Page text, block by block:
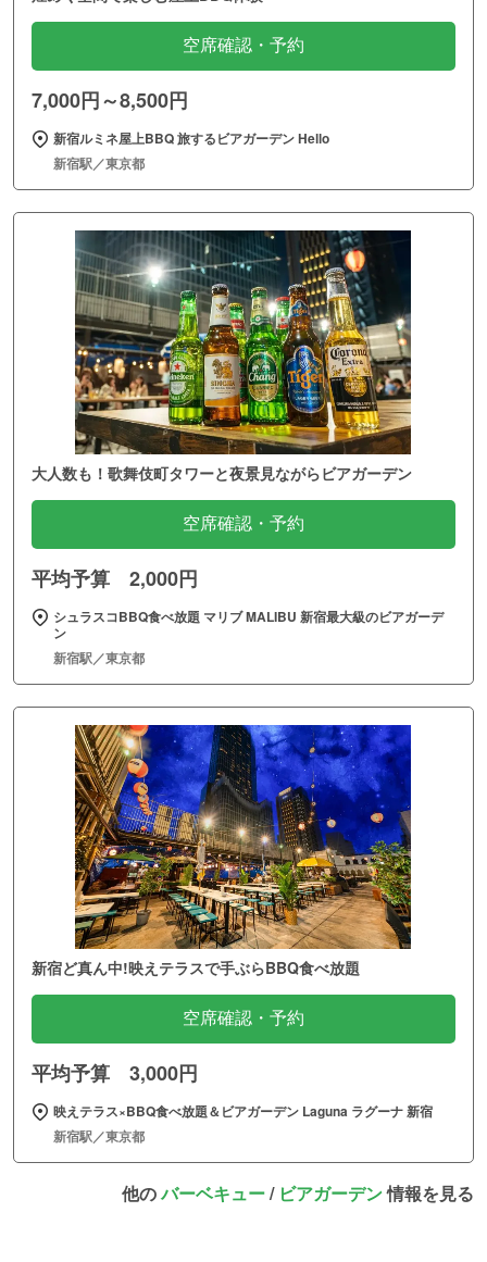
空席確認・予約
7,000円～8,500円
新宿ルミネ屋上BBQ 旅するビアガーデン Hello
新宿駅／東京都
大人数も！歌舞伎町タワーと夜景見ながらビアガーデン
空席確認・予約
平均予算 2,000円
シュラスコBBQ食べ放題 マリブ MALIBU 新宿最大級のビアガーデ
ン
新宿駅／東京都
新宿ど真ん中!映えテラスで手ぶらBBQ食べ放題
空席確認・予約
平均予算 3,000円
映えテラス×BBQ食べ放題＆ビアガーデン Laguna ラグーナ 新宿
新宿駅／東京都
他のバーベキュー/ ビアガーデン情報を見る